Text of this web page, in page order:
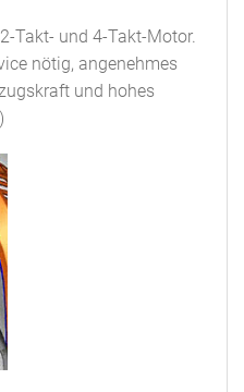
Takt- und 4-Takt-Motor.
nötig, angenehmes
und hohes